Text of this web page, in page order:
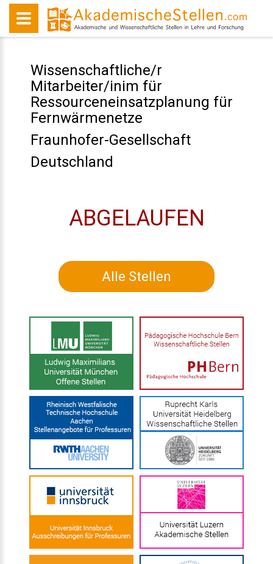
Wissenschaftliche/r
Mitarbeiter/inim für
Ressourceneinsatzplanung für
Fernwärmenetze
Fraunhofer-Gesellschaft
Deutschland
ABGELAUFEN
Alle Stellen